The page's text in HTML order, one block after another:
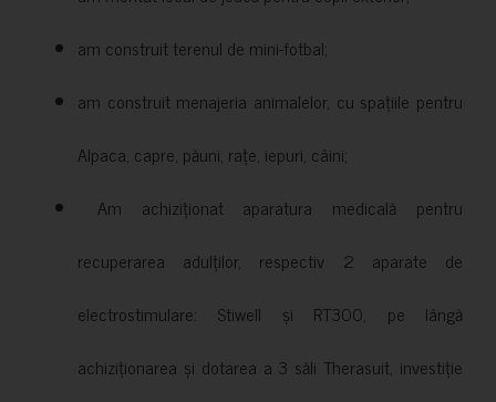
am construit terenul de mini-fotbal;
am construit menajeria animalelor, cu spațiile pentru
Alpaca, capre, păuni, rațe, iepuri, câini;
Am achiziționat aparatura medicală pentru
recuperarea adulților, respectiv 2 aparate de
electrostimulare: Stiwell și RT300, pe lângă
achiziționarea și dotarea a 3 săli Therasuit, investiție